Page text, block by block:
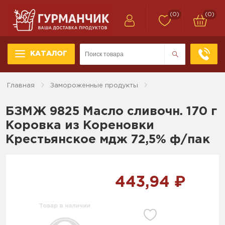
КАТАЛОГ
(0) (0)
Главная Замороженные продукты
БЗМЖ 9825 Масло сливочн. 170 г
Коровка из Кореновки
Крестьянское мдж 72,5% ф/пак
443,94 ₽